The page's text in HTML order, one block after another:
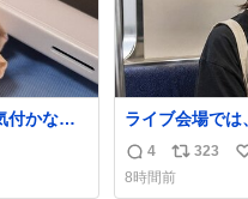
付かなか
れるから
急いで
分も謝
ライブ会場では
る。
返
信
4
リ
ポ
323
い
8時間前